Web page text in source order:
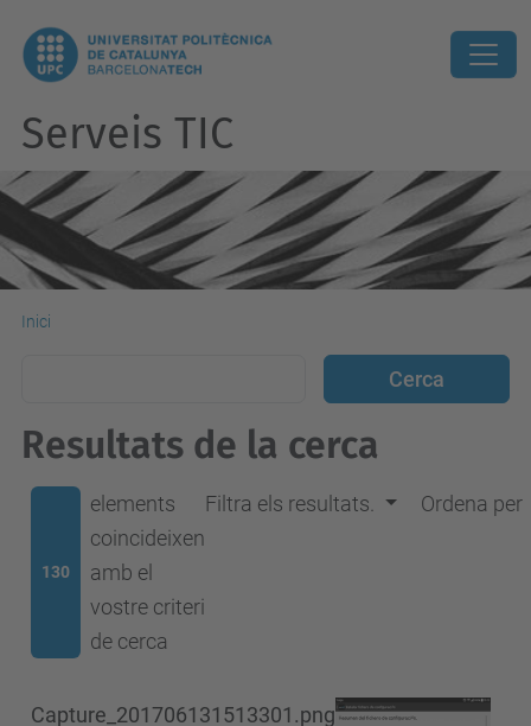
Serveis TIC
Inici
Resultats de la cerca
130
elements
coincideixen
amb el
vostre criteri
de cerca
Filtra els resultats. Ordena per
Capture_201706131513301.png